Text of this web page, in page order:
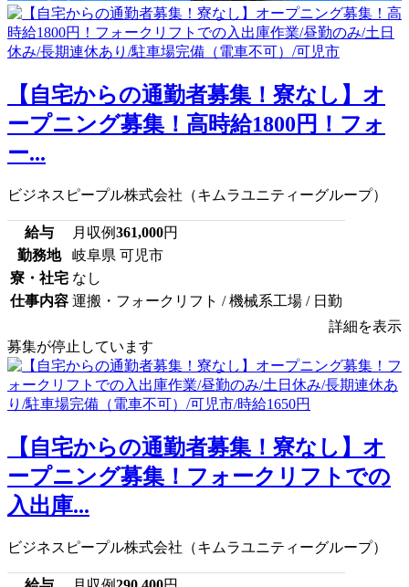
【自宅からの通勤者募集！寮なし】オ
ープニング募集！高時給1800円！フォ
ー...
ビジネスピープル株式会社（キムラユニティーグループ）
給与 月収例361,000円
勤務地
岐阜県 可児市
寮・社宅 なし
仕事内容 運搬・フォークリフト / 機械系工場 / 日勤
詳細を表示
募集が停止しています
【自宅からの通勤者募集！寮なし】オ
ープニング募集！フォークリフトでの
入出庫...
ビジネスピープル株式会社（キムラユニティーグループ）